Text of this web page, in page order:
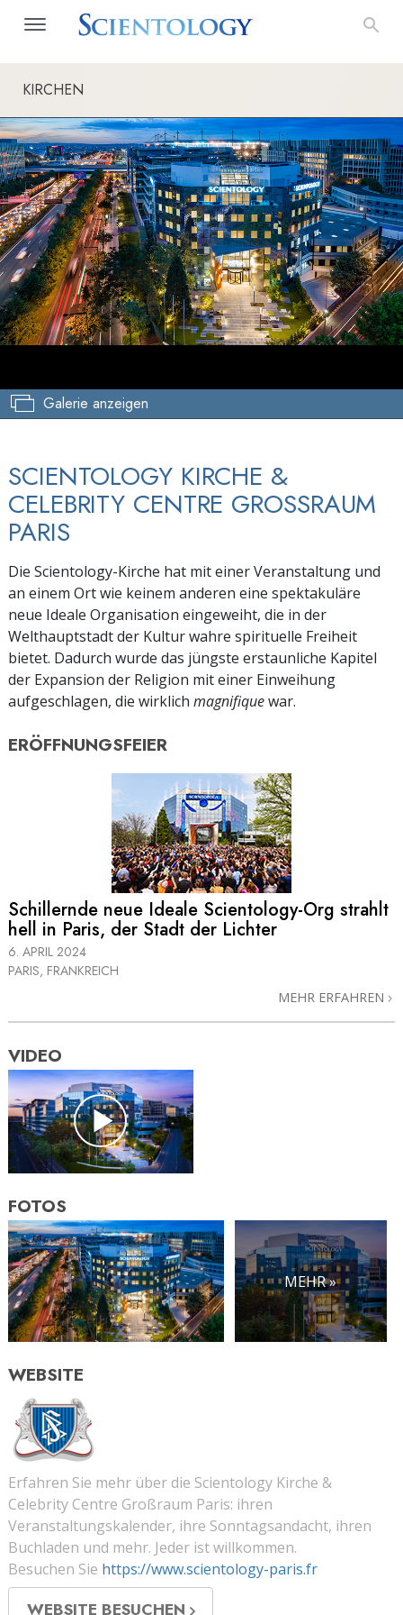
KIRCHEN
Galerie anzeigen
SCIENTOLOGY KIRCHE &
CELEBRITY CENTRE GROSSRAUM
PARIS
Die Scientology-Kirche hat mit einer Veranstaltung und
an einem Ort wie keinem anderen eine spektakuläre
neue Ideale Organisation eingeweiht, die in der
Welthauptstadt der Kultur wahre spirituelle Freiheit
bietet. Dadurch wurde das jüngste erstaunliche Kapitel
der Expansion der Religion mit einer Einweihung
aufgeschlagen, die wirklich magnifiquewar.
ERÖFFNUNGSFEIER
Schillernde neue Ideale Scientology-Org strahlt
hell in Paris, der Stadt der Lichter
6. APRIL 2024
PARIS, FRANKREICH
MEHR ERFAHREN
VIDEO
FOTOS
MEHR »
WEBSITE
Erfahren Sie mehr über die Scientology Kirche &
Celebrity Centre Großraum Paris: ihren
Veranstaltungskalender, ihre Sonntagsandacht, ihren
Buchladen und mehr. Jeder ist willkommen.
Besuchen Sie https://www.scientology-paris.fr
WEBSITE BESUCHEN